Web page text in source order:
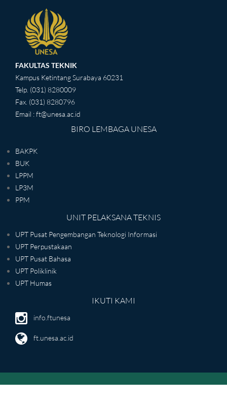
FAKULTAS TEKNIK
Kampus Ketintang Surabaya 60231
Telp. (031) 8280009
Fax. (031) 8280796
Email : ft@unesa.ac.id
BIRO LEMBAGA UNESA
BAKPK
BUK
LPPM
LP3M
PPM
UNIT PELAKSANA TEKNIS
UPT Pusat Pengembangan Teknologi Informasi
UPT Perpustakaan
UPT Pusat Bahasa
UPT Poliklinik
UPT Humas
IKUTI KAMI
info.ftunesa
ft.unesa.ac.id